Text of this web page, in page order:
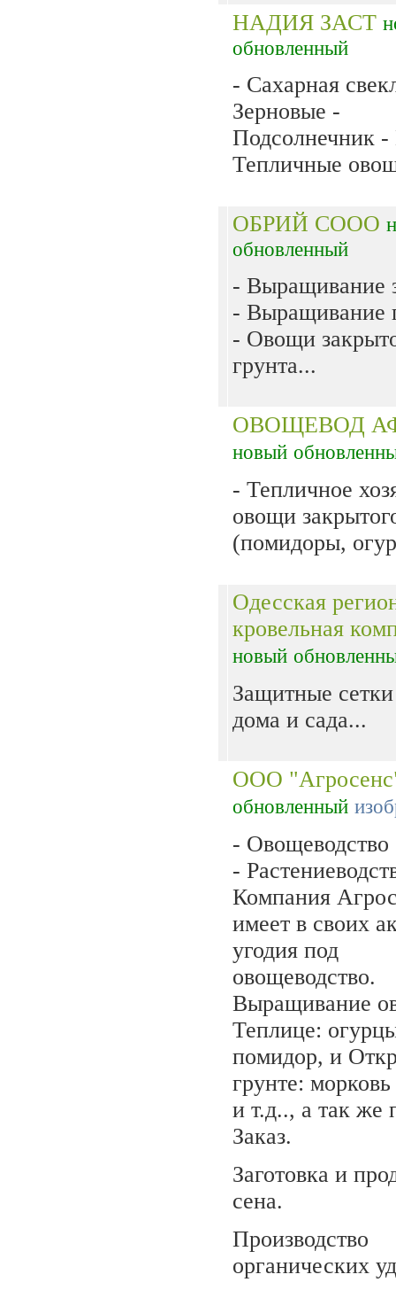
НАДИЯ ЗАСТ
обновленный
- Сахарная
Зерновые -
Подсолнечник
Тепличные
ОБРИЙ СООО
обновленный
- Выращивание
- Выращивание
- Овощи
грунта...
ОВОЩЕВОД
новый
- Тепличное
овощи
(помидоры,
Одесская
кровельная
новый
Защитные
дома и сада...
ООО
обновленный
- Овощеводство
-
Компания
имеет в своих
угодия под
овощеводство.
Выращивание
Теплице:
помидор, и
грунте: морковь
и т.д.., а так же
Заказ.
Заготовка и
сена.
Производство
органических